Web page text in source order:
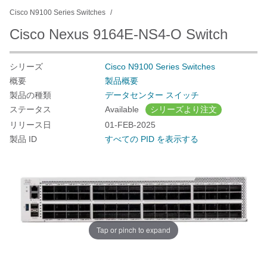
Cisco N9100 Series Switches
Cisco Nexus 9164E-NS4-O Switch
シリーズ
Cisco N9100 Series Switches
概要
製品概要
製品の種類
データセンター スイッチ
ステータス
Available
シリーズより注文
リリース日
01-FEB-2025
製品 ID
すべての PID を表示する
Tap or pinch to expand